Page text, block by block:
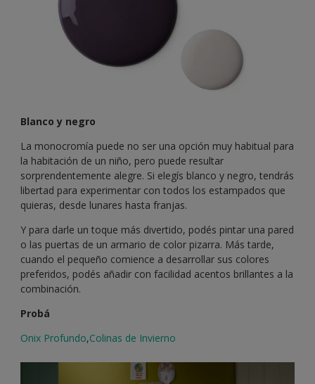
Blanco y negro
La monocromía puede no ser una opción muy habitual para
la habitación de un niño, pero puede resultar
sorprendentemente alegre. Si elegís blanco y negro, tendrás
libertad para experimentar con todos los estampados que
quieras, desde lunares hasta franjas.
Y para darle un toque más divertido, podés pintar una pared
o las puertas de un armario de color pizarra. Más tarde,
cuando el pequeño comience a desarrollar sus colores
preferidos, podés añadir con facilidad acentos brillantes a la
combinación.
Probá
Onix Profundo,Colinas de Invierno